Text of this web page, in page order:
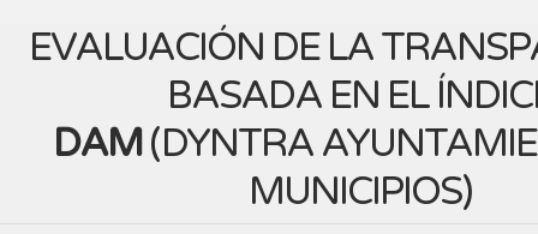
EVALUACIÓN DE LA
BASADA EN EL
DAM(DYNTRA
MUNICIPIOS)